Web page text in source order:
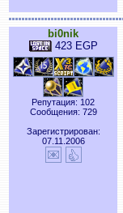
bi0nik
423 EGP
Репутация: 102
Сообщения: 729
Зарегистрирован:
07.11.2006